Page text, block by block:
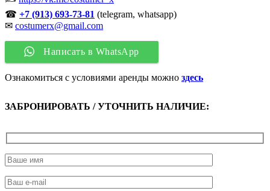
☎ +7 (913) 693-73-81 (telegram, whatsapp)
✉ costumerx@gmail.com
Написать в WhatsApp
Ознакомиться с условиями аренды можно здесь
ЗАБРОНИРОВАТЬ / УТОЧНИТЬ НАЛИЧИЕ: